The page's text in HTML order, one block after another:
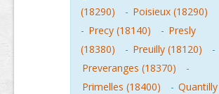
(18290)
- Poisieux (18290)
- Precy (18140) - Presly
(18380)
- Preuilly (18120)
-
Preveranges (18370)
-
Primelles (18400)
- Quantilly